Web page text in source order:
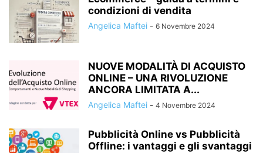
condizioni di vendita
Angelica Maftei - 6 Novembre 2024
NUOVE MODALITÀ DI ACQUISTO
ONLINE – UNA RIVOLUZIONE
ANCORA LIMITATA A...
Angelica Maftei - 4 Novembre 2024
Pubblicità Online vs Pubblicità
Offline: i vantaggi e gli svantaggi